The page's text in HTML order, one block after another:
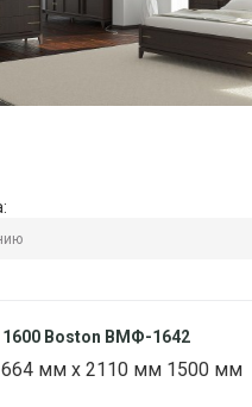
1600 Boston ВМФ-1642
мм х 2110 мм 1500 мм